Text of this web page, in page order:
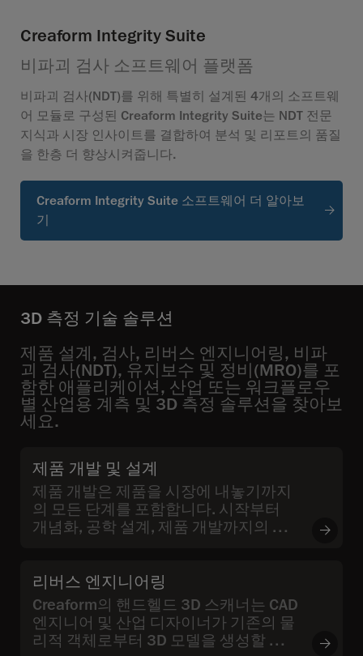
Creaform Integrity Suite
비파괴 검사 소프트웨어 플랫폼
비파괴 검사(NDT)를 위해 특별히 설계된 4개의 소프트웨
어 모듈로 구성된 Creaform Integrity Suite는 NDT 전문
지식과 시장 인사이트를 결합하여 분석 및 리포트의 품질
을 한층 더 향상시켜줍니다.
Creaform Integrity Suite 소프트웨어 더 알아보
기
3D 측정 기술 솔루션
제품 설계, 검사, 리버스 엔지니어링, 비파
괴 검사(NDT), 유지보수 및 정비(MRO)를 포
함한 애플리케이션, 산업 또는 워크플로우
별 산업용 계측 및 3D 측정 솔루션을 찾아보
세요.
제품 개발 및 설계
제품 개발은 제품을 시장에 내놓기까지
의 모든 단계를 포함합니다. 시작부터
개념화, 공학 설계, 제품 개발까지의 과
리버스 엔지니어링
Creaform의 핸드헬드 3D 스캐너는 CAD
엔지니어 및 산업 디자이너가 기존의 물
리적 객체로부터 3D 모델을 생성할 수